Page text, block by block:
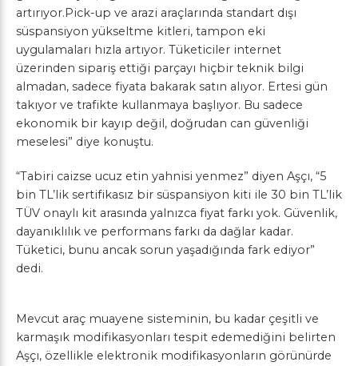
artırıyor.Pick-up ve arazi araçlarında standart dışı
süspansiyon yükseltme kitleri, tampon eki
uygulamaları hızla artıyor. Tüketiciler internet
üzerinden sipariş ettiği parçayı hiçbir teknik bilgi
almadan, sadece fiyata bakarak satın alıyor. Ertesi gün
takıyor ve trafikte kullanmaya başlıyor. Bu sadece
ekonomik bir kayıp değil, doğrudan can güvenliği
meselesi” diye konuştu.
“Tabiri caizse ucuz etin yahnisi yenmez” diyen Aşçı, “5
bin TL’lik sertifikasız bir süspansiyon kiti ile 30 bin TL’lik
TÜV onaylı kit arasında yalnızca fiyat farkı yok. Güvenlik,
dayanıklılık ve performans farkı da dağlar kadar.
Tüketici, bunu ancak sorun yaşadığında fark ediyor”
dedi.
Mevcut araç muayene sisteminin, bu kadar çeşitli ve
karmaşık modifikasyonları tespit edemediğini belirten
Aşçı, özellikle elektronik modifikasyonların görünürde